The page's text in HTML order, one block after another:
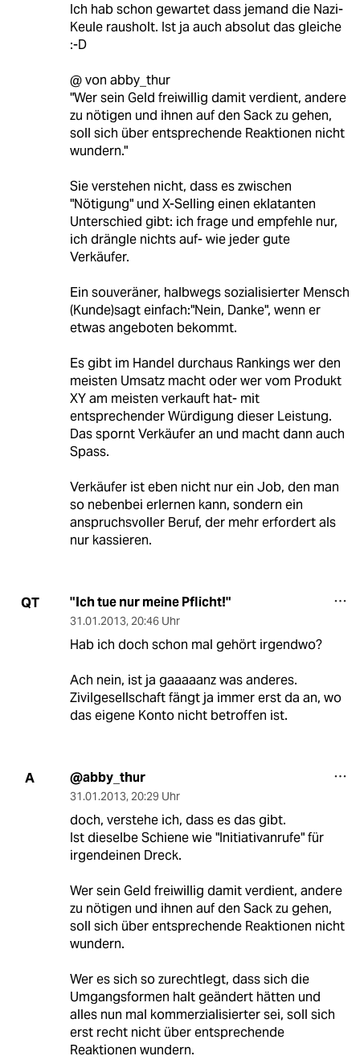
Ich hab schon gewartet dass jemand die Nazi-
Keule rausholt. Ist ja auch absolut das gleiche
:-D
@ von abby_thur
"Wer sein Geld freiwillig damit verdient, andere
zu nötigen und ihnen auf den Sack zu gehen,
soll sich über entsprechende Reaktionen nicht
wundern."
Sie verstehen nicht, dass es zwischen
"Nötigung" und X-Selling einen eklatanten
Unterschied gibt: ich frage und empfehle nur,
ich drängle nichts auf- wie jeder gute
Verkäufer.
Ein souveräner, halbwegs sozialisierter Mensch
(Kunde)sagt einfach:"Nein, Danke", wenn er
etwas angeboten bekommt.
Es gibt im Handel durchaus Rankings wer den
meisten Umsatz macht oder wer vom Produkt
XY am meisten verkauft hat- mit
entsprechender Würdigung dieser Leistung.
Das spornt Verkäufer an und macht dann auch
Spass.
Verkäufer ist eben nicht nur ein Job, den man
so nebenbei erlernen kann, sondern ein
anspruchsvoller Beruf, der mehr erfordert als
nur kassieren.
QT "Ich tue nur meine Pflicht!"
31.01.2013, 20:46 Uhr
Hab ich doch schon mal gehört irgendwo?
Ach nein, ist ja gaaaaanz was anderes.
Zivilgesellschaft fängt ja immer erst da an, wo
das eigene Konto nicht betroffen ist.
A @abby_thur
31.01.2013, 20:29 Uhr
doch, verstehe ich, dass es das gibt.
Ist dieselbe Schiene wie "Initiativanrufe" für
irgendeinen Dreck.
Wer sein Geld freiwillig damit verdient, andere
zu nötigen und ihnen auf den Sack zu gehen,
soll sich über entsprechende Reaktionen nicht
wundern.
Wer es sich so zurechtlegt, dass sich die
Umgangsformen halt geändert hätten und
alles nun mal kommerzialisierter sei, soll sich
erst recht nicht über entsprechende
Reaktionen wundern.